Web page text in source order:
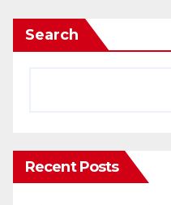
Search
Recent Posts